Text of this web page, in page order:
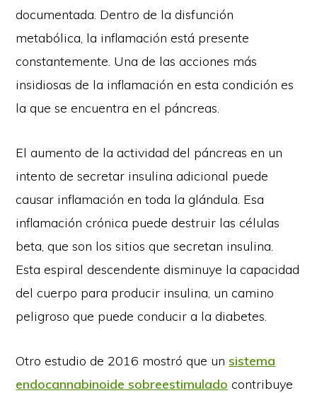
documentada. Dentro de la disfunción
metabólica, la inflamación está presente
constantemente. Una de las acciones más
insidiosas de la inflamación en esta condición es
la que se encuentra en el páncreas.
El aumento de la actividad del páncreas en un
intento de secretar insulina adicional puede
causar inflamación en toda la glándula. Esa
inflamación crónica puede destruir las células
beta, que son los sitios que secretan insulina.
Esta espiral descendente disminuye la capacidad
del cuerpo para producir insulina, un camino
peligroso que puede conducir a la diabetes.
Otro estudio de 2016 mostró que unsistema
endocannabinoide sobreestimulado contribuye